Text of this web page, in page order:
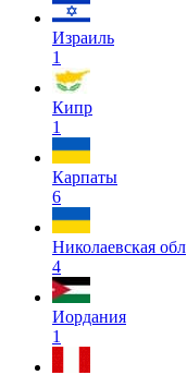
Израиль
1
Кипр
1
Карпаты
6
Николаевская обл
4
Иордания
1